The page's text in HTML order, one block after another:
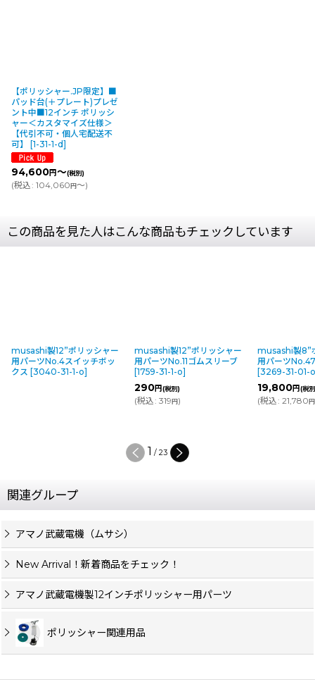
【ポリッシャー.JP限定】■
パッド台(＋プレート)プレゼ
ント中■12インチ ポリッシ
ャー＜カスタマイズ仕様＞
【代引不可・個人宅配送不
可】
[1-31-1-d]
94,600円～(税別)
(税込: 104,060円～)
この商品を見た人はこんな商品もチェックしています
musashi製12”ポリッシャー
用パーツNo.4スイッチボッ
クス [3040-31-1-o]
musashi製12”ポリッシャー
用パーツNo.11ゴムスリーブ
[1759-31-1-o]
290円(税別)
(税込: 319円)
musashi製8”
用パーツ
[3269-31-01-
19,800円(税
(税込: 21,780円
1 / 23
関連グループ
アマノ武蔵電機（ムサシ）
New Arrival！新着商品をチェック！
アマノ武蔵電機製12インチポリッシャー用パーツ
ポリッシャー関連用品